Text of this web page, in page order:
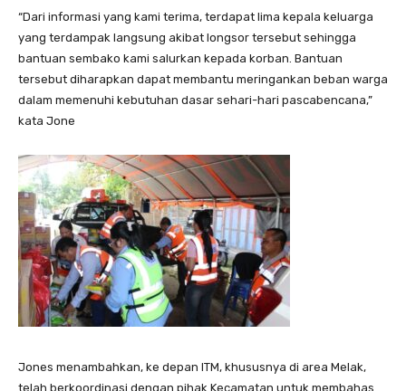
“Dari informasi yang kami terima, terdapat lima kepala keluarga
yang terdampak langsung akibat longsor tersebut sehingga
bantuan sembako kami salurkan kepada korban. Bantuan
tersebut diharapkan dapat membantu meringankan beban warga
dalam memenuhi kebutuhan dasar sehari-hari pascabencana,”
kata Jone
Jones menambahkan, ke depan ITM, khususnya di area Melak,
telah berkoordinasi dengan pihak Kecamatan untuk membahas